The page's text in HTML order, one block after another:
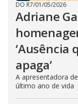
DO R7/01/05/2026
Adriane
‘Ausência
apaga’
A apresentadora
último ano de vida